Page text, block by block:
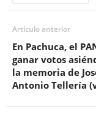
Artículo anterior
En Pachuca, el
ganar votos
la memoria de
Antonio Tellería